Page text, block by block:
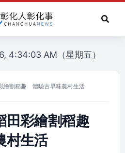
4:34:03 AM（星期五）
繪割稻趣 體驗古早味農村生活
田彩繪割稻趣
村生活